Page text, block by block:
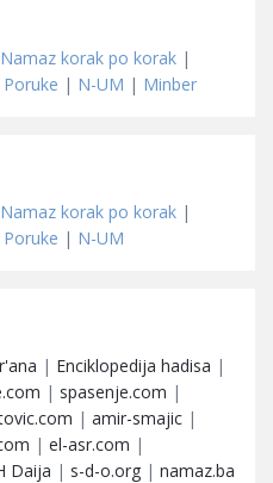
Namaz korak po korak |
| N-UM | Minber
Namaz korak po korak |
| N-UM
| Enciklopedija hadisa |
| spasenje.com |
| amir-smajic |
| el-asr.com |
Daija | s-d-o.org | namaz.ba